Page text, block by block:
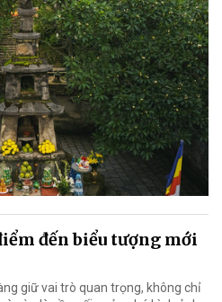
đến biểu tượng mới
giữ vai trò quan trọng, không chỉ